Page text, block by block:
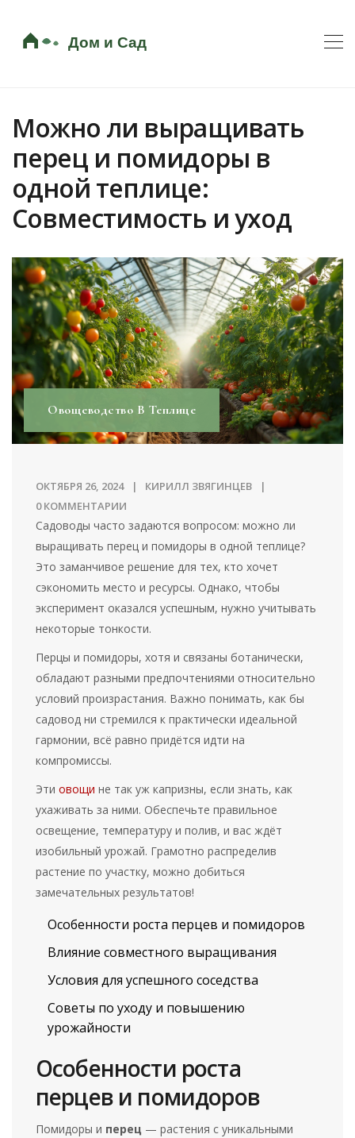
Можно ли выращивать
перец и помидоры в
одной теплице:
Совместимость и уход
Овощеводство В Теплице
ОКТЯБРЯ 26, 2024
КИРИЛЛ ЗВЯГИНЦЕВ
0 КОММЕНТАРИИ
Садоводы часто задаются вопросом: можно ли
выращивать перец и помидоры в одной теплице?
Это заманчивое решение для тех, кто хочет
сэкономить место и ресурсы. Однако, чтобы
эксперимент оказался успешным, нужно учитывать
некоторые тонкости.
Перцы и помидоры, хотя и связаны ботанически,
обладают разными предпочтениями относительно
условий произрастания. Важно понимать, как бы
садовод ни стремился к практически идеальной
гармонии, всё равно придётся идти на
компромиссы.
Этиовощи не так уж капризны, если знать, как
ухаживать за ними. Обеспечьте правильное
освещение, температуру и полив, и вас ждёт
изобильный урожай. Грамотно распределив
растение по участку, можно добиться
замечательных результатов!
Особенности роста перцев и помидоров
Влияние совместного выращивания
Условия для успешного соседства
Советы по уходу и повышению
урожайности
Особенности роста
перцев и помидоров
Помидоры и перец — растения с уникальными